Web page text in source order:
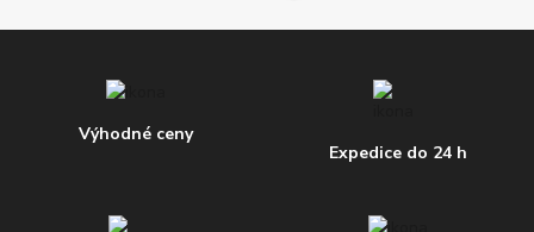
Výhodné ceny
Expedice do 24 h